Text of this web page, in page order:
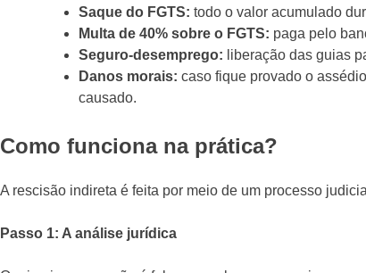
Saque do FGTS: todo o valor acumulado
Multa de 40% sobre o FGTS: paga pelo
Seguro-desemprego: liberação das guias
Danos morais: caso fique provado o
causado.
Como funciona na prática?
A rescisão indireta é feita por meio de um processo
Passo 1: A análise jurídica